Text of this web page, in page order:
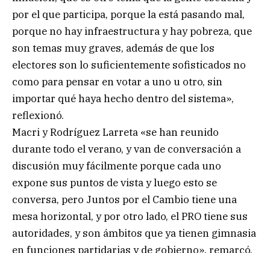
por el que participa, porque la está pasando mal,
porque no hay infraestructura y hay pobreza, que
son temas muy graves, además de que los
electores son lo suficientemente sofisticados no
como para pensar en votar a uno u otro, sin
importar qué haya hecho dentro del sistema»,
reflexionó.
Macri y Rodríguez Larreta «se han reunido
durante todo el verano, y van de conversación a
discusión muy fácilmente porque cada uno
expone sus puntos de vista y luego esto se
conversa, pero Juntos por el Cambio tiene una
mesa horizontal, y por otro lado, el PRO tiene sus
autoridades, y son ámbitos que ya tienen gimnasia
en funciones partidarias y de gobierno», remarcó.